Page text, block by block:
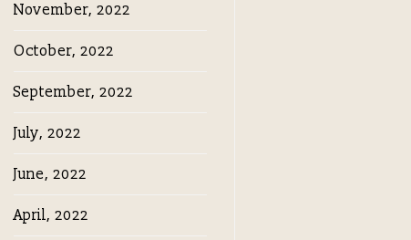
November, 2022
October, 2022
September, 2022
July, 2022
June, 2022
April, 2022